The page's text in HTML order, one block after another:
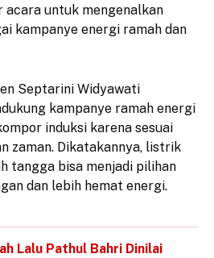
acara untuk mengenalkan
kampanye energi ramah dan
Septarini Widyawati
kampanye ramah energi
induksi karena sesuai
zaman. Dikatakannya, listrik
tangga bisa menjadi pilihan
dan lebih hemat energi.
Lalu Pathul Bahri Dinilai